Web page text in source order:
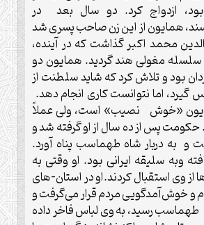
ازدواج کرد. دو سال بعد در
همایون از این زن صاحب پسری شد
محمد اکبر گذاشت که در آینده،
سلسله مغولی هند گردید. همایون دو
بود و تلاش ‌کرد که شاید سلطنت از
گیرد، اما نتوانست کاری انجام دهد.
«خوش نصیب» است، ولی عملاً
پس از ده سال از او گرفته شد و
و به دربار شاه ‌طهماسب پناه آورد.
وبه سلیقه ایرانی بود. او وقتی به
از وی استقبال کردند.او در استان-های
و خوش‌آمدگویی مردم قرار می‌گرفت و
طهماسب رسید، به وی لباس فاخر داده